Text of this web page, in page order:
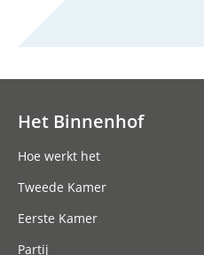
Het Binnenhof
Hoe werkt het
Tweede Kamer
Eerste Kamer
Partij